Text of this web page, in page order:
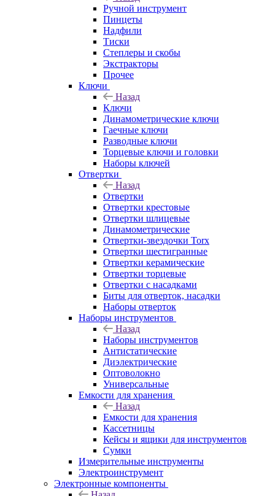
Ручной инструмент
Пинцеты
Надфили
Тиски
Степлеры и скобы
Экстракторы
Прочее
Ключи
Назад
Ключи
Динамометрические ключи
Гаечные ключи
Разводные ключи
Торцевые ключи и головки
Наборы ключей
Отвертки
Назад
Отвертки
Отвертки крестовые
Отвертки шлицевые
Динамометрические
Отвертки-звездочки Torx
Отвертки шестигранные
Отвертки керамические
Отвертки торцевые
Отвертки с насадками
Биты для отверток, насадки
Наборы отверток
Наборы инструментов
Назад
Наборы инструментов
Антистатические
Диэлектрические
Оптоволокно
Универсальные
Емкости для хранения
Назад
Емкости для хранения
Кассетницы
Кейсы и ящики для инструментов
Сумки
Измерительные инструменты
Электроинструмент
Электронные компоненты